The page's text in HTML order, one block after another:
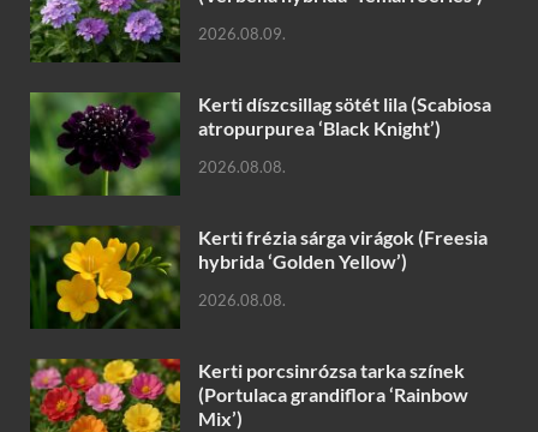
2026.08.09.
Kerti díszcsillag sötét lila (Scabiosa
atropurpurea ‘Black Knight’)
2026.08.08.
Kerti frézia sárga virágok (Freesia
hybrida ‘Golden Yellow’)
2026.08.08.
Kerti porcsinrózsa tarka színek
(Portulaca grandiflora ‘Rainbow
Mix’)